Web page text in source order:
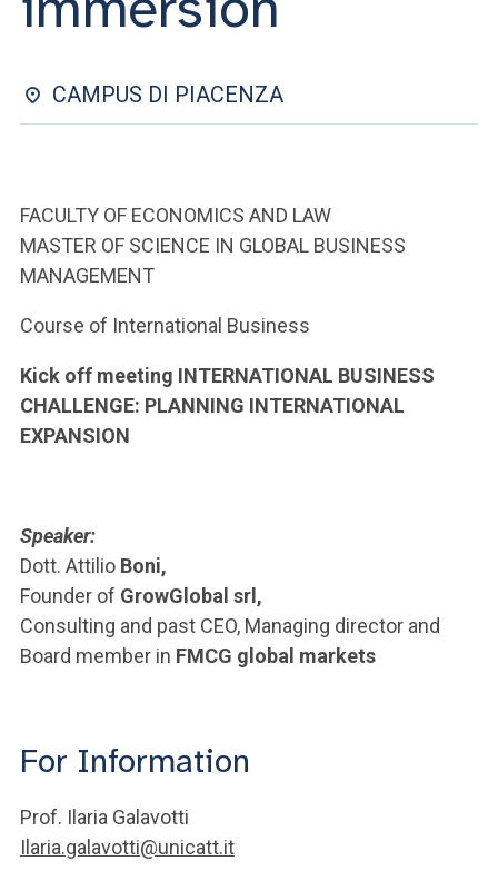
ACCEDI A CLOUDMAIL
CAMPUS DI PIACENZA
FACULTY OF ECONOMICS AND LAW
MASTER OF SCIENCE IN GLOBAL BUSINESS
MANAGEMENT
Course of International Business
Kick off meeting INTERNATIONAL BUSINESS
CHALLENGE: PLANNING INTERNATIONAL
EXPANSION
Speaker:
Dott. Attilio Boni,
Founder of GrowGlobal srl,
Consulting and past CEO, Managing director and
Board member in FMCG global markets
For Information
Prof. Ilaria Galavotti
Ilaria.galavotti@unicatt.it